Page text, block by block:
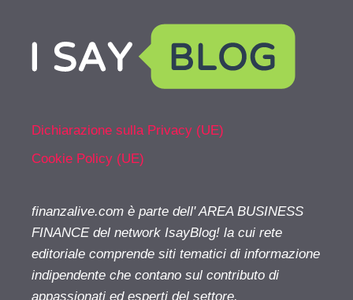
Dichiarazione sulla Privacy (UE)
Cookie Policy (UE)
finanzalive.com è parte dell' AREA BUSINESS
FINANCE del network IsayBlog! la cui rete
editoriale comprende siti tematici di informazione
indipendente che contano sul contributo di
appassionati ed esperti del settore.